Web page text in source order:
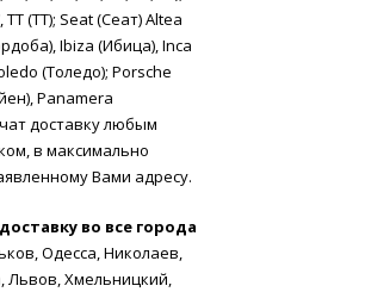
(ТТ); Seat (Сеат) Altea
Ibiza (Ибица), Inca
(Толедо); Porsche
Panamera
доставку любым
в максимально
Вами адресу.
во все города
Одесса, Николаев,
Хмельницкий,